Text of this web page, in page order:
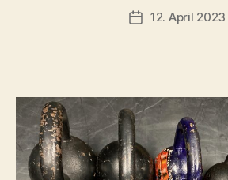
s
c
n
Beitragsdatum
12. April 2023